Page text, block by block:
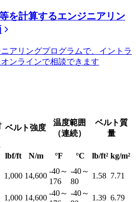
を計算するエンジニアリン
アリングプログラムで、イントラ
ンラインで相談できます
ベルト強度
温度範囲
（連続）
ベルト質
量
lbf/ft N/m °F °C lb/ft² kg/m²
1,000 14,600
-40～
176
-40～
80
1.58 7.71
1,000 14,600
-40～ -40～
1.39 6.79